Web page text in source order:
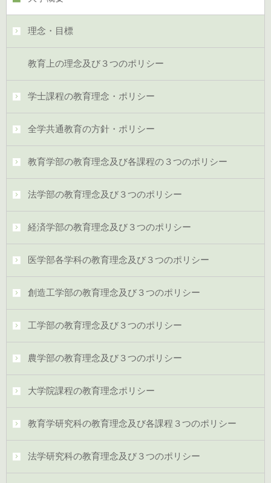
理念・目標
教育上の理念及び３つのポリシー
学士課程の教育理念・ポリシー
全学共通教育の方針・ポリシー
教育学部の教育理念及び各課程の３つのポリシー
法学部の教育理念及び３つのポリシー
経済学部の教育理念及び３つのポリシー
医学部各学科の教育理念及び３つのポリシー
創造工学部の教育理念及び３つのポリシー
工学部の教育理念及び３つのポリシー
農学部の教育理念及び３つのポリシー
大学院課程の教育理念ポリシー
教育学研究科の教育理念及び各課程３つのポリシー
法学研究科の教育理念及び３つのポリシー